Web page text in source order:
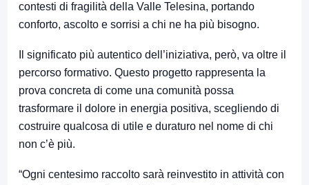
contesti di fragilità della Valle Telesina, portando
conforto, ascolto e sorrisi a chi ne ha più bisogno.
Il significato più autentico dell’iniziativa, però, va oltre il
percorso formativo. Questo progetto rappresenta la
prova concreta di come una comunità possa
trasformare il dolore in energia positiva, scegliendo di
costruire qualcosa di utile e duraturo nel nome di chi
non c’è più.
“Ogni centesimo raccolto sarà reinvestito in attività con